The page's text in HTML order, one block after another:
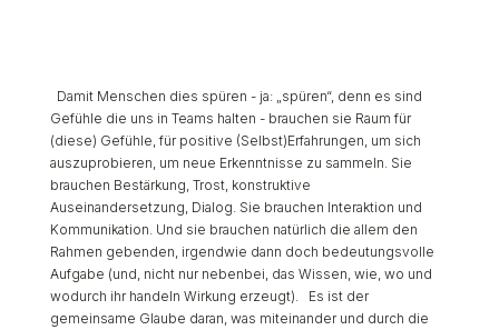
Damit Menschen dies spüren - ja: „spüren“, denn es sind
Gefühle die uns in Teams halten - brauchen sie Raum für
(diese) Gefühle, für positive (Selbst)Erfahrungen, um sich
auszuprobieren, um neue Erkenntnisse zu sammeln. Sie
brauchen Bestärkung, Trost, konstruktive
Auseinandersetzung, Dialog. Sie brauchen Interaktion und
Kommunikation. Und sie brauchen natürlich die allem den
Rahmen gebenden, irgendwie dann doch bedeutungsvolle
Aufgabe (und, nicht nur nebenbei, das Wissen, wie, wo und
wodurch ihr handeln Wirkung erzeugt). Es ist der
gemeinsame Glaube daran, was miteinander und durch die